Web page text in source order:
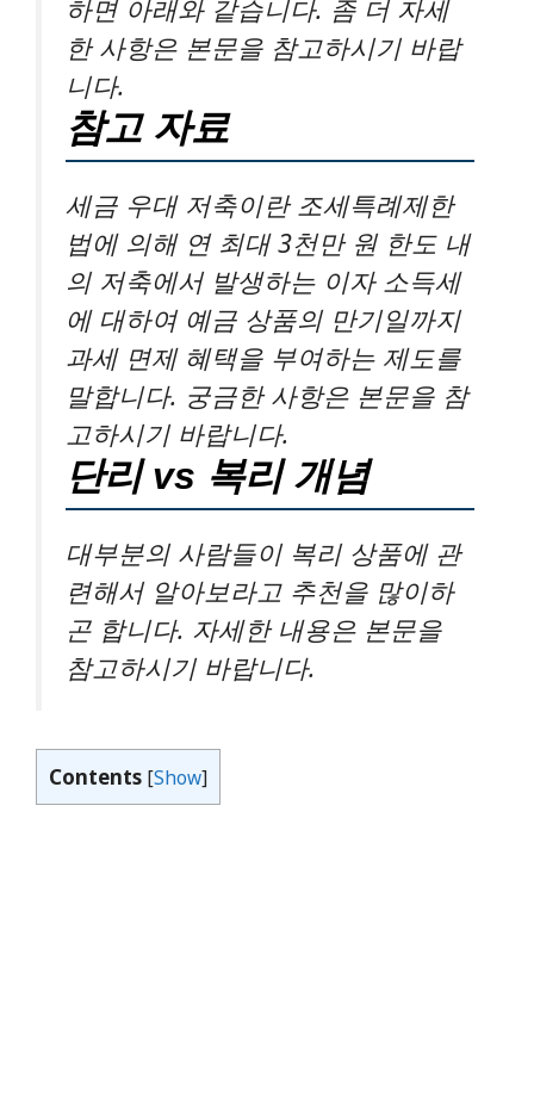
하면 아래와 같습니다. 좀 더 자세
한 사항은 본문을 참고하시기 바랍
니다.
참고 자료
세금 우대 저축이란 조세특례제한
법에 의해 연 최대 3천만 원 한도 내
의 저축에서 발생하는 이자 소득세
에 대하여 예금 상품의 만기일까지
과세 면제 혜택을 부여하는 제도를
말합니다. 궁금한 사항은 본문을 참
고하시기 바랍니다.
단리 vs 복리 개념
대부분의 사람들이 복리 상품에 관
련해서 알아보라고 추천을 많이하
곤 합니다. 자세한 내용은 본문을
참고하시기 바랍니다.
Contents [Show]